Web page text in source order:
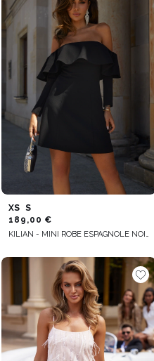
XS S
189,00 €
KILIAN - MINI ROBE ESPAGNOLE NOIRE